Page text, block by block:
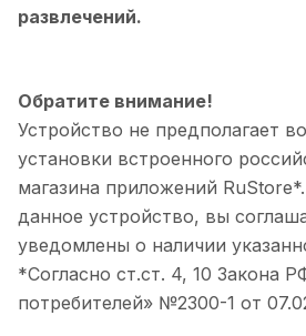
развлечений.
Обратите внимание!
Устройство не предполагает
установки встроенного
магазина приложений
данное устройство, вы
уведомлены о наличии
*Согласно ст.ст. 4, 10 Закона
потребителей» №2300-1 от